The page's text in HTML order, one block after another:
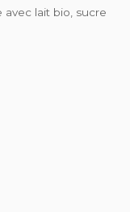
avec lait bio, sucre